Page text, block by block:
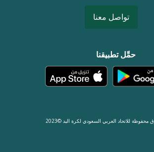
تواصل معنا
حمِّل تطبيقنا
محفوظة للاتحاد العربي السعودي لكرة اليد ©2023